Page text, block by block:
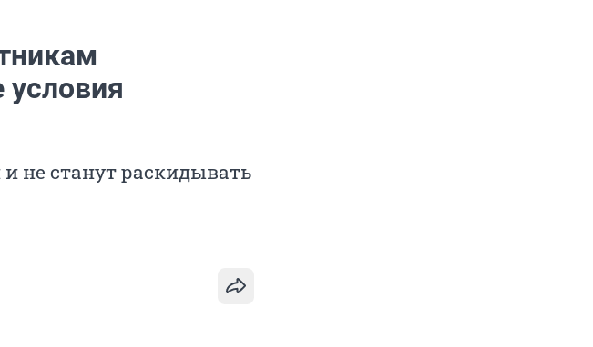
не станут раскидывать